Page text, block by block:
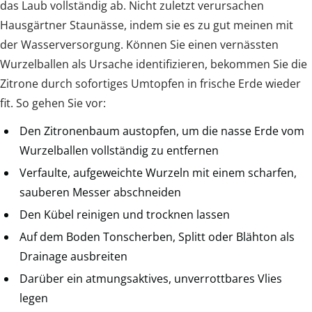
das Laub vollständig ab. Nicht zuletzt verursachen
Hausgärtner Staunässe, indem sie es zu gut meinen mit
der Wasserversorgung. Können Sie einen vernässten
Wurzelballen als Ursache identifizieren, bekommen Sie die
Zitrone durch sofortiges Umtopfen in frische Erde wieder
fit. So gehen Sie vor:
Den Zitronenbaum austopfen, um die nasse Erde vom
Wurzelballen vollständig zu entfernen
Verfaulte, aufgeweichte Wurzeln mit einem scharfen,
sauberen Messer abschneiden
Den Kübel reinigen und trocknen lassen
Auf dem Boden Tonscherben, Splitt oder Blähton als
Drainage ausbreiten
Darüber ein atmungsaktives, unverrottbares Vlies
legen